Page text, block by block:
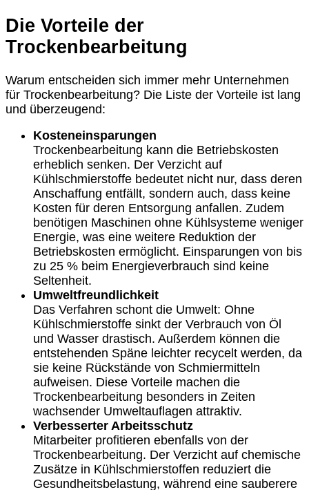
Die Vorteile der
Trockenbearbeitung
Warum entscheiden sich immer mehr Unternehmen
für Trockenbearbeitung? Die Liste der Vorteile ist lang
und überzeugend:
Kosteneinsparungen
Trockenbearbeitung kann die Betriebskosten
erheblich senken. Der Verzicht auf
Kühlschmierstoffe bedeutet nicht nur, dass deren
Anschaffung entfällt, sondern auch, dass keine
Kosten für deren Entsorgung anfallen. Zudem
benötigen Maschinen ohne Kühlsysteme weniger
Energie, was eine weitere Reduktion der
Betriebskosten ermöglicht. Einsparungen von bis
zu 25 % beim Energieverbrauch sind keine
Seltenheit.
Umweltfreundlichkeit
Das Verfahren schont die Umwelt: Ohne
Kühlschmierstoffe sinkt der Verbrauch von Öl
und Wasser drastisch. Außerdem können die
entstehenden Späne leichter recycelt werden, da
sie keine Rückstände von Schmiermitteln
aufweisen. Diese Vorteile machen die
Trockenbearbeitung besonders in Zeiten
wachsender Umweltauflagen attraktiv.
Verbesserter Arbeitsschutz
Mitarbeiter profitieren ebenfalls von der
Trockenbearbeitung. Der Verzicht auf chemische
Zusätze in Kühlschmierstoffen reduziert die
Gesundheitsbelastung, während eine sauberere